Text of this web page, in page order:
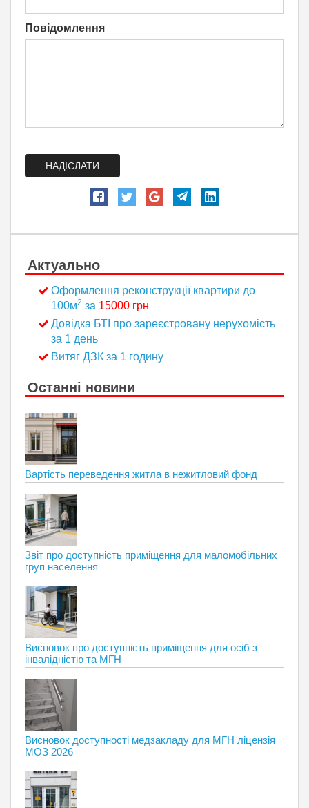
Повідомлення
НАДІСЛАТИ
Актуально
Оформлення реконструкції квартири до
100м2 за 15000 грн
Довідка БТІ про зареєстровану нерухомість
за 1 день
Витяг ДЗК за 1 годину
Останні новини
Вартість переведення житла в нежитловий фонд
Звіт про доступність приміщення для маломобільних
груп населення
Висновок про доступність приміщення для осіб з
інвалідністю та МГН
Висновок доступності медзакладу для МГН ліцензія
МОЗ 2026